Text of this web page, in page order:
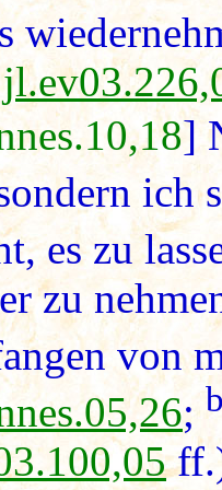
]
ich
es zu
zu
von
;